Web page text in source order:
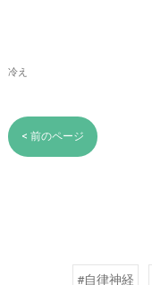
冷え
< 前のページ
#自律神経